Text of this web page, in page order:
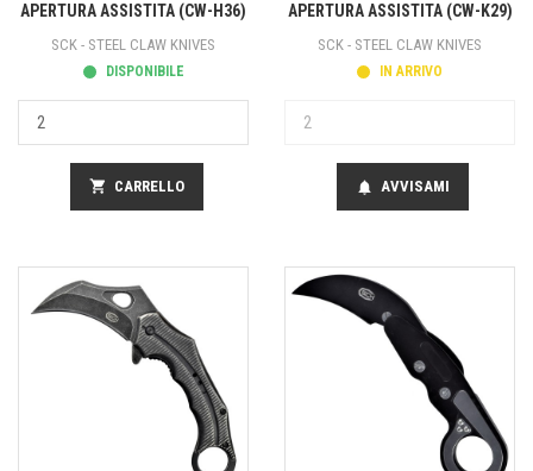
APERTURA ASSISTITA (CW-H36)
SCK - STEEL CLAW KNIVES
DISPONIBILE
shopping_cart CARRELLO
APERTURA ASSISTITA (CW-K29)
SCK - STEEL CLAW KNIVES
IN ARRIVO
notifications AVVISAMI